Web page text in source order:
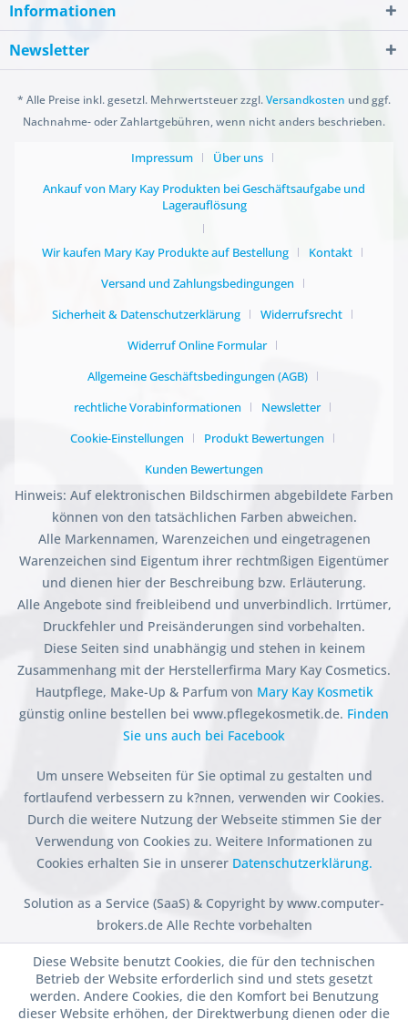
Informationen
Newsletter
* Alle Preise inkl. gesetzl. Mehrwertsteuer zzgl.Versandkosten und ggf.
Nachnahme- oder Zahlartgebühren, wenn nicht anders beschrieben.
Impressum
Über uns
Ankauf von Mary Kay Produkten bei Geschäftsaufgabe und
Lagerauflösung
Wir kaufen Mary Kay Produkte auf Bestellung
Kontakt
Versand und Zahlungsbedingungen
Sicherheit & Datenschutzerklärung
Widerrufsrecht
Widerruf Online Formular
Allgemeine Geschäftsbedingungen (AGB)
rechtliche Vorabinformationen
Newsletter
Cookie-Einstellungen
Produkt Bewertungen
Kunden Bewertungen
Hinweis: Auf elektronischen Bildschirmen abgebildete Farben
können von den tatsächlichen Farben abweichen.
Alle Markennamen, Warenzeichen und eingetragenen
Warenzeichen sind Eigentum ihrer rechtmßigen Eigentümer
und dienen hier der Beschreibung bzw. Erläuterung.
Alle Angebote sind freibleibend und unverbindlich. Irrtümer,
Druckfehler und Preisänderungen sind vorbehalten.
Diese Seiten sind unabhängig und stehen in keinem
Zusammenhang mit der Herstellerfirma Mary Kay Cosmetics.
Hautpflege, Make-Up & Parfum von Mary Kay Kosmetik
günstig online bestellen bei www.pflegekosmetik.de. Finden
Sie uns auch bei Facebook
Um unsere Webseiten für Sie optimal zu gestalten und
fortlaufend verbessern zu k?nnen, verwenden wir Cookies.
Durch die weitere Nutzung der Webseite stimmen Sie der
Verwendung von Cookies zu. Weitere Informationen zu
Cookies erhalten Sie in unserer Datenschutzerklärung.
Solution as a Service (SaaS) & Copyright by www.computer-
brokers.de Alle Rechte vorbehalten
Diese Website benutzt Cookies, die für den technischen
Betrieb der Website erforderlich sind und stets gesetzt
werden. Andere Cookies, die den Komfort bei Benutzung
dieser Website erhöhen, der Direktwerbung dienen oder die